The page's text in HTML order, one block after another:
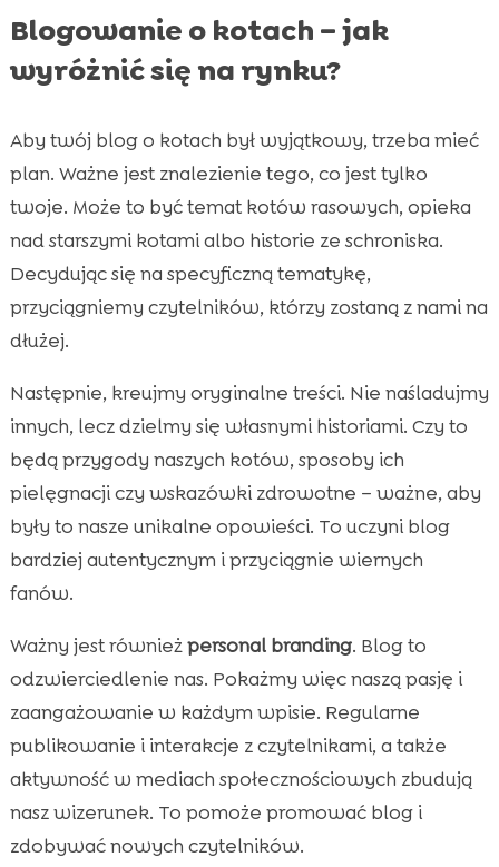
Blogowanie o kotach – jak
wyróżnić się na rynku?
Aby twój blog o kotach był wyjątkowy, trzeba mieć
plan. Ważne jest znalezienie tego, co jest tylko
twoje. Może to być temat kotów rasowych, opieka
nad starszymi kotami albo historie ze schroniska.
Decydując się na specyficzną tematykę,
przyciągniemy czytelników, którzy zostaną z nami na
dłużej.
Następnie, kreujmy oryginalne treści. Nie naśladujmy
innych, lecz dzielmy się własnymi historiami. Czy to
będą przygody naszych kotów, sposoby ich
pielęgnacji czy wskazówki zdrowotne – ważne, aby
były to nasze unikalne opowieści. To uczyni blog
bardziej autentycznym i przyciągnie wiernych
fanów.
Ważny jest równieżpersonal branding. Blog to
odzwierciedlenie nas. Pokażmy więc naszą pasję i
zaangażowanie w każdym wpisie. Regularne
publikowanie i interakcje z czytelnikami, a także
aktywność w mediach społecznościowych zbudują
nasz wizerunek. To pomoże promować blog i
zdobywać nowych czytelników.